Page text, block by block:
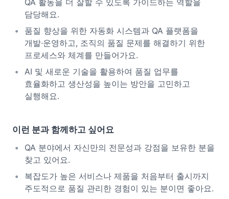
QA 활동을 더 잘할 수 있도록 가이드하는 역할을
담당해요.
품질 향상을 위한 자동화 시스템과 QA 플랫폼을
개발·운영하고, 조직의 품질 문제를 해결하기 위한
프로세스와 체계를 만들어가요.
AI 및 새로운 기술을 활용하여 품질 업무를
효율화하고 생산성을 높이는 방안을 고민하고
실행해요.
이런 분과 함께하고 싶어요
QA 분야에서 자신만의 전문성과 강점을 보유한 분을
찾고 있어요.
복잡도가 높은 서비스나 제품을 처음부터 출시까지
주도적으로 품질 관리한 경험이 있는 분이면 좋아요.